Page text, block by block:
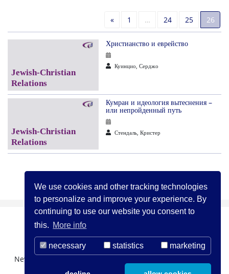
We use cookies and other tracking technologies
to personalize and improve your experience. By
continuing to use our website you consent to
this. More info
necessary statistics marketing
«Назад1 … 24 25 26
Христианство и еврейство
Куинцио, Серджо
Кумран и идеология вытеснения –
или непройденный путь
Стендаль, Кристер
Newsletter Registration